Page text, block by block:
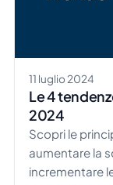
11 luglio 2024
Le 4
2024
Scopri le
aumentare la
incrementare